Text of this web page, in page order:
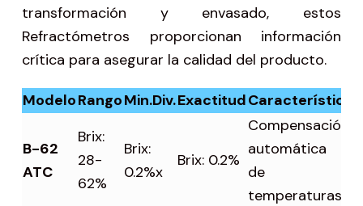
transformación y envasado, estos
Refractómetros proporcionan información
crítica para asegurar la calidad del producto.
ModeloRangoMin.Div.ExactitudCaracterísticas
B-62
ATC
Brix:
28-
62%
Brix:
0.2%x
Brix: 0.2%
Compensación
automática
de
temperaturas.